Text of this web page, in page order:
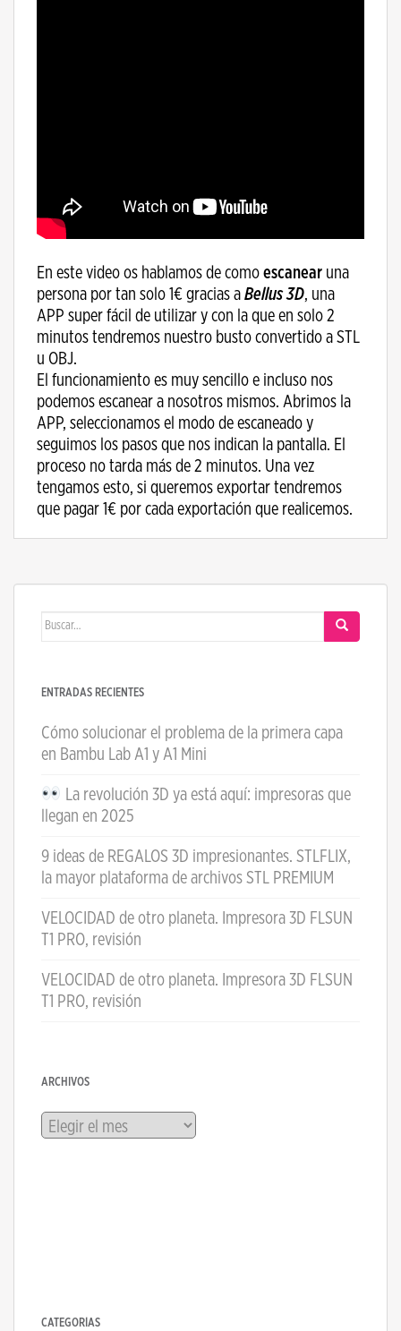
En este video os hablamos de como escanear una
persona por tan solo 1€ gracias a Bellus 3D, una
APP super fácil de utilizar y con la que en solo 2
minutos tendremos nuestro busto convertido a STL
u OBJ.
El funcionamiento es muy sencillo e incluso nos
podemos escanear a nosotros mismos. Abrimos la
APP, seleccionamos el modo de escaneado y
seguimos los pasos que nos indican la pantalla. El
proceso no tarda más de 2 minutos. Una vez
tengamos esto, si queremos exportar tendremos
que pagar 1€ por cada exportación que realicemos.
Buscar:
ENTRADAS RECIENTES
Cómo solucionar el problema de la primera capa
en Bambu Lab A1 y A1 Mini
La revolución 3D ya está aquí: impresoras que
llegan en 2025
9 ideas de REGALOS 3D impresionantes. STLFLIX,
la mayor plataforma de archivos STL PREMIUM
VELOCIDAD de otro planeta. Impresora 3D FLSUN
T1 PRO, revisión
VELOCIDAD de otro planeta. Impresora 3D FLSUN
T1 PRO, revisión
ARCHIVOS
Archivos
CATEGORÍAS